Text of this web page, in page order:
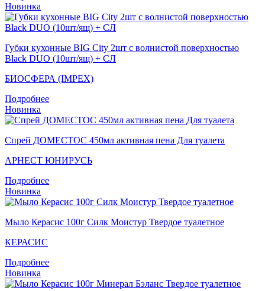
Новинка
Губки кухонные BIG City 2шт с волнистой поверхностью
Black DUO (10шт/ящ) + СЛ
БИОСФЕРА (IMPEX)
Подробнее
Новинка
Спрей ДОМЕСТОС 450мл активная пена Для туалета
АРНЕСТ ЮНИРУСЬ
Подробнее
Новинка
Мыло Керасис 100г Силк Моистур Твердое туалетное
КЕРАСИС
Подробнее
Новинка